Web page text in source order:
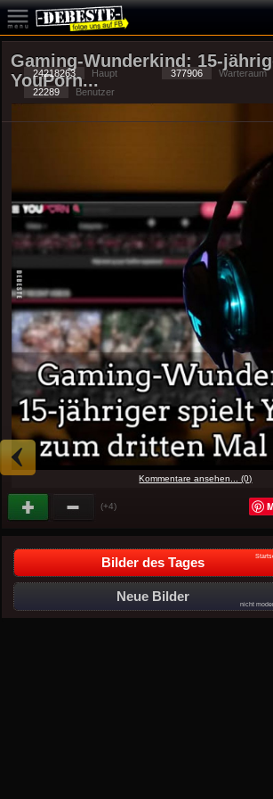
Gaming-Wunderkind: 15-
YouPorn...
Kommentare ansehen... (0)
(+4)
Bilder des Tages
Neue Bilder
nicht
24218263 Haupt 377906
Warteraum
22289
Benutzer